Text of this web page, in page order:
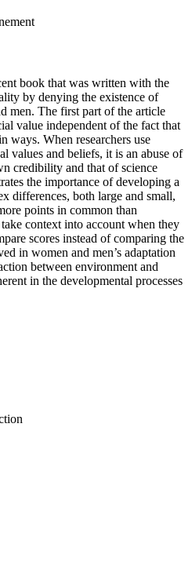
book that was written with the
by denying the existence of
men. The first part of the article
value independent of the fact that
ways. When researchers use
values and beliefs, it is an abuse of
credibility and that of science
the importance of developing a
differences, both large and small,
points in common than
context into account when they
scores instead of comparing the
in women and men’s adaptation
between environment and
in the developmental processes